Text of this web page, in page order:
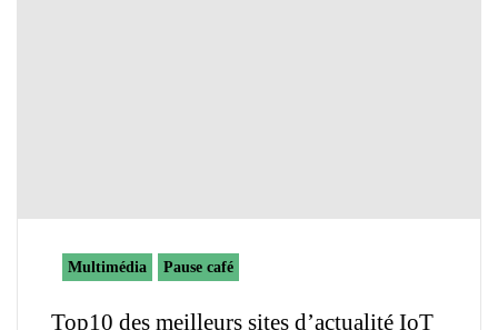
Multimédia Pause café
Top10 des meilleurs sites d’actualité IoT